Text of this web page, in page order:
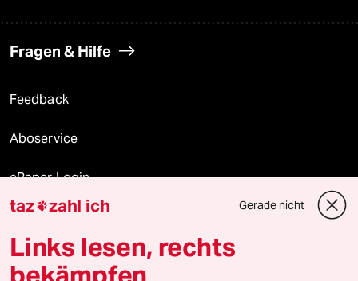
Fragen & Hilfe
Feedback
Aboservice
ePaper Login
Downloads für Abonnierende
taz zahl ich Gerade nicht
Links lesen, rechts